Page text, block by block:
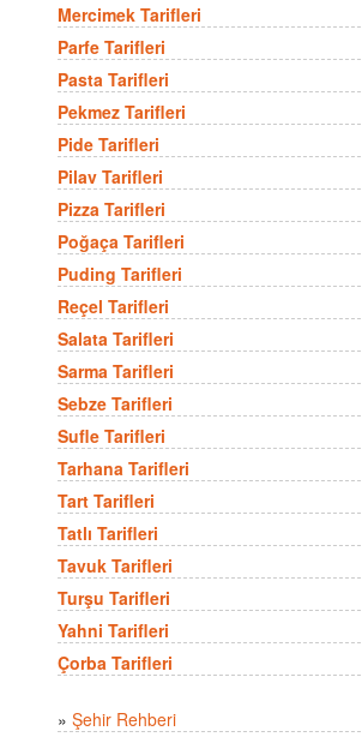
Mercimek Tarifleri
Parfe Tarifleri
Pasta Tarifleri
Pekmez Tarifleri
Pide Tarifleri
Pilav Tarifleri
Pizza Tarifleri
Poğaça Tarifleri
Puding Tarifleri
Reçel Tarifleri
Salata Tarifleri
Sarma Tarifleri
Sebze Tarifleri
Sufle Tarifleri
Tarhana Tarifleri
Tart Tarifleri
Tatlı Tarifleri
Tavuk Tarifleri
Turşu Tarifleri
Yahni Tarifleri
Çorba Tarifleri
» Şehir Rehberi